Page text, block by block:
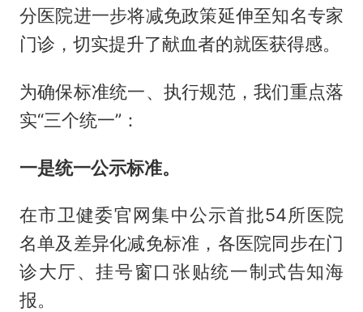
分医院进一步将减免政策延伸至知名专家
门诊，切实提升了献血者的就医获得感。
为确保标准统一、执行规范，我们重点落
实“三个统一”：
一是统一公示标准。
在市卫健委官网集中公示首批54所医院
名单及差异化减免标准，各医院同步在门
诊大厅、挂号窗口张贴统一制式告知海
报。